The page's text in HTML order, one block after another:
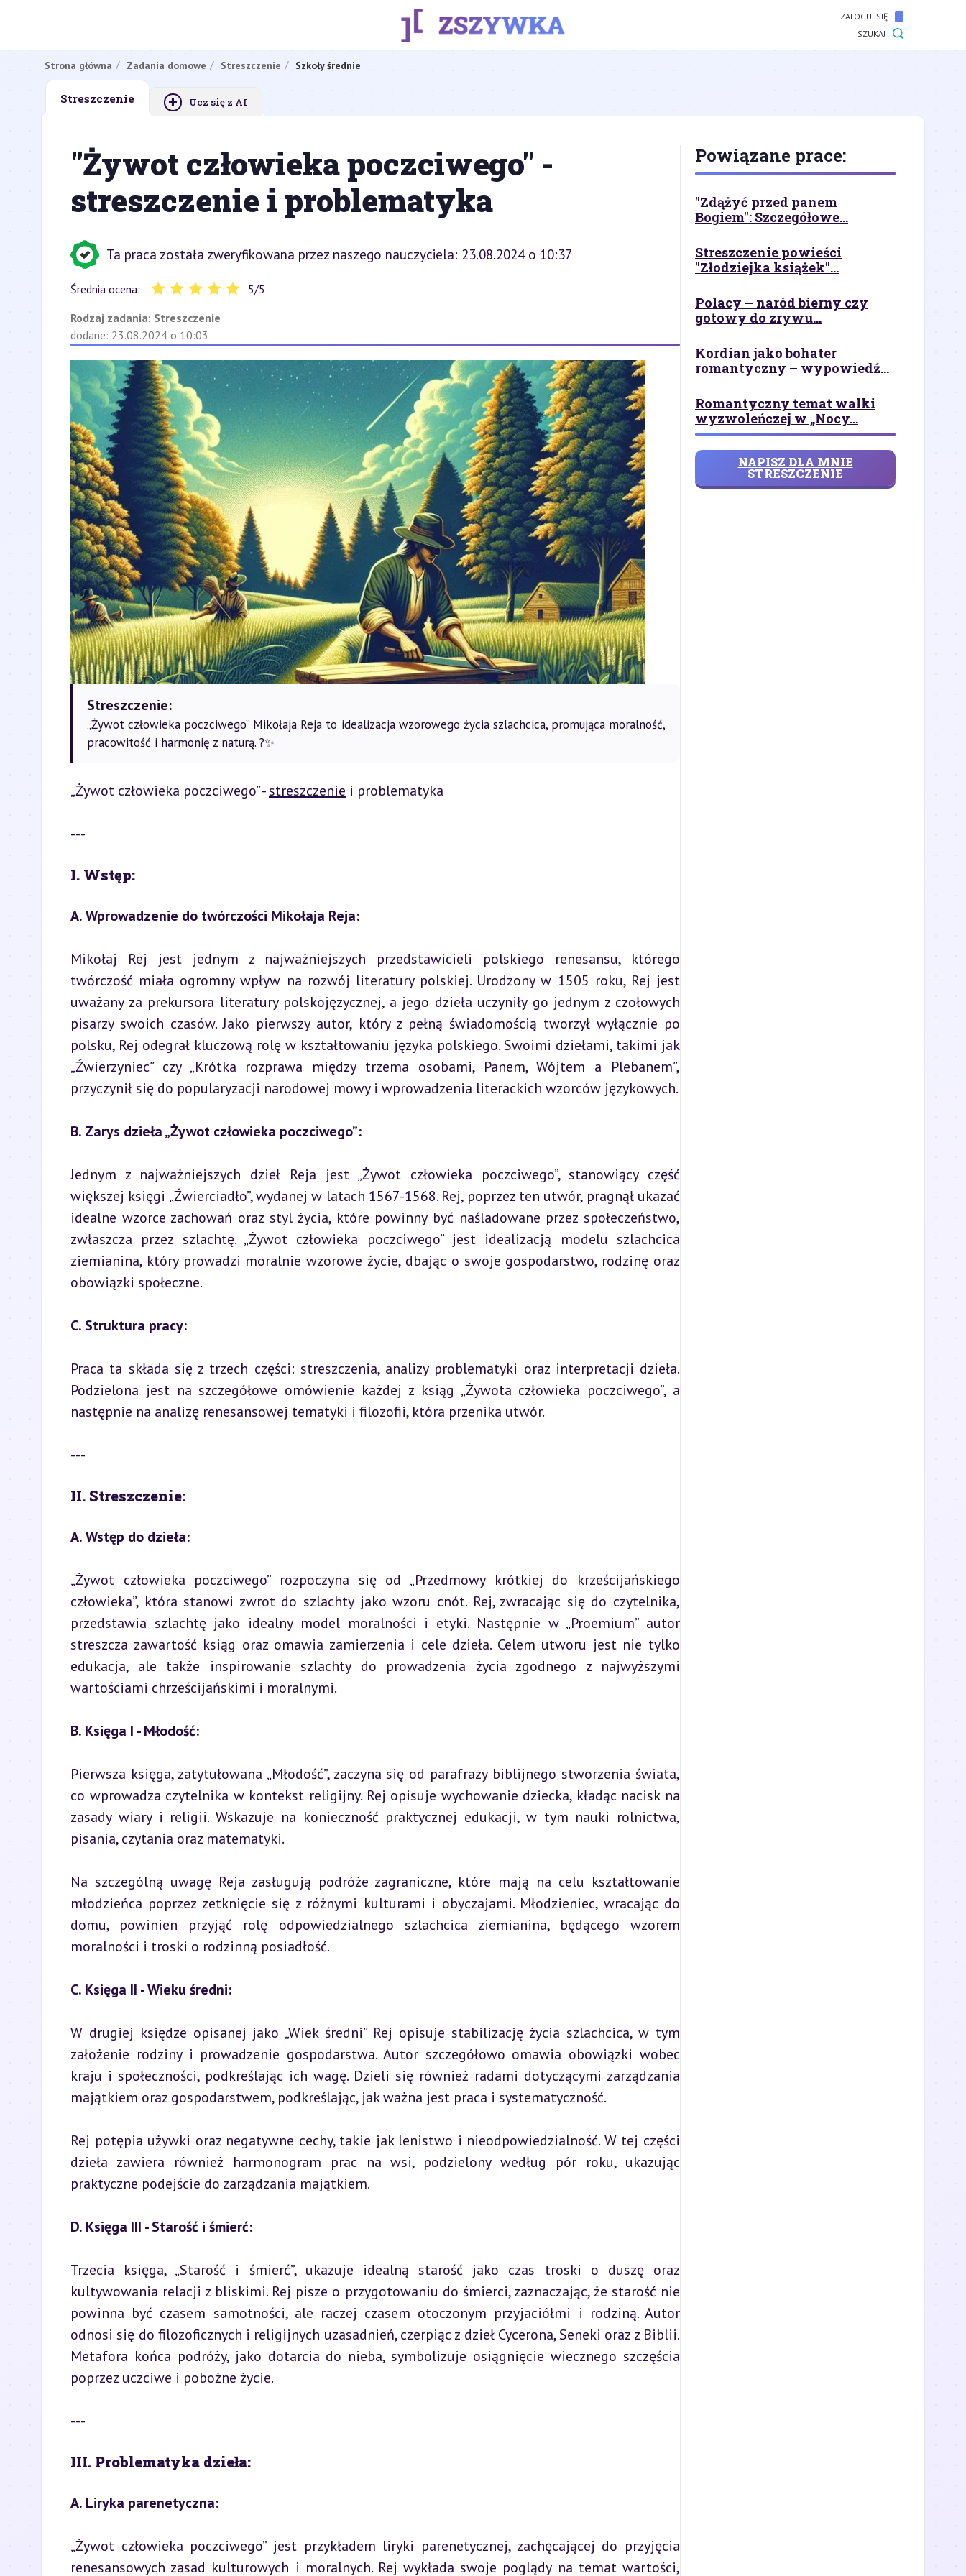
ZALOGUJ SIĘ
SZUKAJ
Strona główna Zadania domowe Streszczenie Szkoły średnie
Streszczenie + Ucz się z AI
"Żywot człowieka poczciwego" -
streszczenie i problematyka
Ta praca została zweryfikowana przez naszego nauczyciela: 23.08.2024 o 10:37
Średnia ocena: 5/5
Rodzaj zadania: Streszczenie
dodane: 23.08.2024 o 10:03
Streszczenie:
„Żywot człowieka poczciwego” Mikołaja Reja to idealizacja wzorowego życia szlachcica, promująca moralność,
pracowitość i harmonię z naturą. ?✨
„Żywot człowieka poczciwego” - streszczenie i problematyka
---
I. Wstęp:
A. Wprowadzenie do twórczości Mikołaja Reja:
Mikołaj Rej jest jednym z najważniejszych przedstawicieli polskiego renesansu, którego
twórczość miała ogromny wpływ na rozwój literatury polskiej. Urodzony w 1505 roku, Rej jest
uważany za prekursora literatury polskojęzycznej, a jego dzieła uczyniły go jednym z czołowych
pisarzy swoich czasów. Jako pierwszy autor, który z pełną świadomością tworzył wyłącznie po
polsku, Rej odegrał kluczową rolę w kształtowaniu języka polskiego. Swoimi dziełami, takimi jak
„Źwierzyniec” czy „Krótka rozprawa między trzema osobami, Panem, Wójtem a Plebanem”,
przyczynił się do popularyzacji narodowej mowy i wprowadzenia literackich wzorców językowych.
B. Zarys dzieła „Żywot człowieka poczciwego”:
Jednym z najważniejszych dzieł Reja jest „Żywot człowieka poczciwego”, stanowiący część
większej księgi „Źwierciadło”, wydanej w latach 1567-1568. Rej, poprzez ten utwór, pragnął ukazać
idealne wzorce zachowań oraz styl życia, które powinny być naśladowane przez społeczeństwo,
zwłaszcza przez szlachtę. „Żywot człowieka poczciwego” jest idealizacją modelu szlachcica
ziemianina, który prowadzi moralnie wzorowe życie, dbając o swoje gospodarstwo, rodzinę oraz
obowiązki społeczne.
C. Struktura pracy:
Praca ta składa się z trzech części: streszczenia, analizy problematyki oraz interpretacji dzieła.
Podzielona jest na szczegółowe omówienie każdej z ksiąg „Żywota człowieka poczciwego”, a
następnie na analizę renesansowej tematyki i filozofii, która przenika utwór.
---
II. Streszczenie:
A. Wstęp do dzieła:
„Żywot człowieka poczciwego” rozpoczyna się od „Przedmowy krótkiej do krześcijańskiego
człowieka”, która stanowi zwrot do szlachty jako wzoru cnót. Rej, zwracając się do czytelnika,
przedstawia szlachtę jako idealny model moralności i etyki. Następnie w „Proemium” autor
streszcza zawartość ksiąg oraz omawia zamierzenia i cele dzieła. Celem utworu jest nie tylko
edukacja, ale także inspirowanie szlachty do prowadzenia życia zgodnego z najwyższymi
wartościami chrześcijańskimi i moralnymi.
B. Księga I - Młodość:
Pierwsza księga, zatytułowana „Młodość”, zaczyna się od parafrazy biblijnego stworzenia świata,
co wprowadza czytelnika w kontekst religijny. Rej opisuje wychowanie dziecka, kładąc nacisk na
zasady wiary i religii. Wskazuje na konieczność praktycznej edukacji, w tym nauki rolnictwa,
pisania, czytania oraz matematyki.
Na szczególną uwagę Reja zasługują podróże zagraniczne, które mają na celu kształtowanie
młodzieńca poprzez zetknięcie się z różnymi kulturami i obyczajami. Młodzieniec, wracając do
domu, powinien przyjąć rolę odpowiedzialnego szlachcica ziemianina, będącego wzorem
moralności i troski o rodzinną posiadłość.
C. Księga II - Wieku średni:
W drugiej księdze opisanej jako „Wiek średni” Rej opisuje stabilizację życia szlachcica, w tym
założenie rodziny i prowadzenie gospodarstwa. Autor szczegółowo omawia obowiązki wobec
kraju i społeczności, podkreślając ich wagę. Dzieli się również radami dotyczącymi zarządzania
majątkiem oraz gospodarstwem, podkreślając, jak ważna jest praca i systematyczność.
Rej potępia używki oraz negatywne cechy, takie jak lenistwo i nieodpowiedzialność. W tej części
dzieła zawiera również harmonogram prac na wsi, podzielony według pór roku, ukazując
praktyczne podejście do zarządzania majątkiem.
D. Księga III - Starość i śmierć:
Trzecia księga, „Starość i śmierć”, ukazuje idealną starość jako czas troski o duszę oraz
kultywowania relacji z bliskimi. Rej pisze o przygotowaniu do śmierci, zaznaczając, że starość nie
powinna być czasem samotności, ale raczej czasem otoczonym przyjaciółmi i rodziną. Autor
odnosi się do filozoficznych i religijnych uzasadnień, czerpiąc z dzieł Cycerona, Seneki oraz z Biblii.
Metafora końca podróży, jako dotarcia do nieba, symbolizuje osiągnięcie wiecznego szczęścia
poprzez uczciwe i pobożne życie.
---
III. Problematyka dzieła:
A. Liryka parenetyczna:
„Żywot człowieka poczciwego” jest przykładem liryki parenetycznej, zachęcającej do przyjęcia
renesansowych zasad kulturowych i moralnych. Rej wykłada swoje poglądy na temat wartości,
Powiązane prace:
"Zdążyć przed panem
Bogiem": Szczegółowe...
Streszczenie powieści
"Złodziejka książek"...
Polacy – naród bierny czy
gotowy do zrywu...
Kordian jako bohater
romantyczny – wypowiedź...
Romantyczny temat walki
wyzwoleńczej w „Nocy...
NAPISZ DLA MNIE
STRESZCZENIE